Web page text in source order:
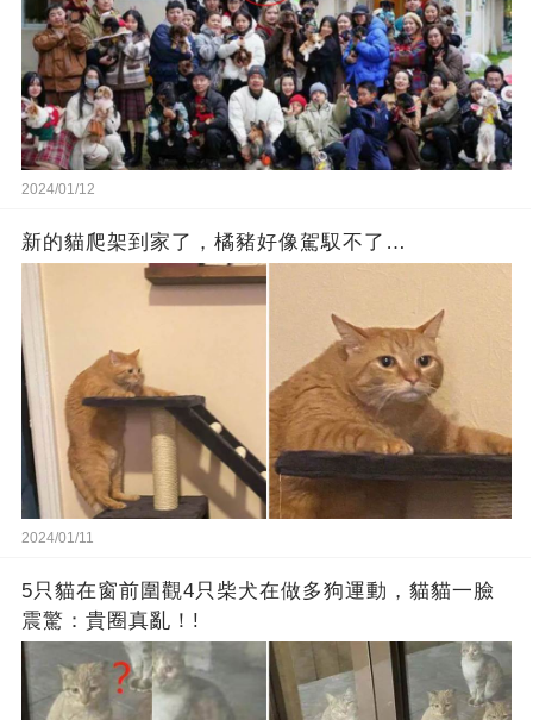
2024/01/12
新的貓爬架到家了，橘豬好像駕馭不了…
2024/01/11
5只貓在窗前圍觀4只柴犬在做多狗運動，貓貓一臉
震驚：貴圈真亂！!